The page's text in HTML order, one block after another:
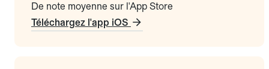
De note moyenne sur l'App Store
Téléchargez l'app iOS